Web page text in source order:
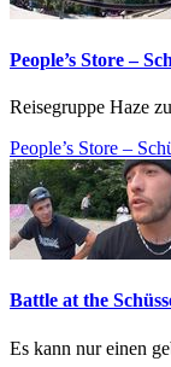
People’s Store –
Reisegruppe Haze
People’s Store –
Battle at the
Es kann nur einen